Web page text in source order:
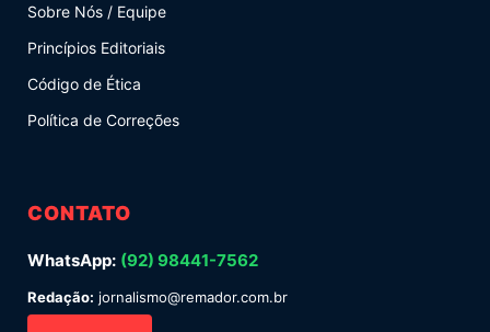
Sobre Nós / Equipe
Princípios Editoriais
Código de Ética
Política de Correções
CONTATO
WhatsApp: (92) 98441-7562
Redação: jornalismo@remador.com.br